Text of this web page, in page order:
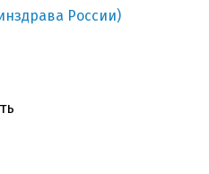
России)